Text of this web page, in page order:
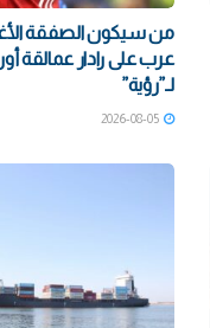
عرب على رادار عمالقة
لـ”رؤية”
2026-08-05